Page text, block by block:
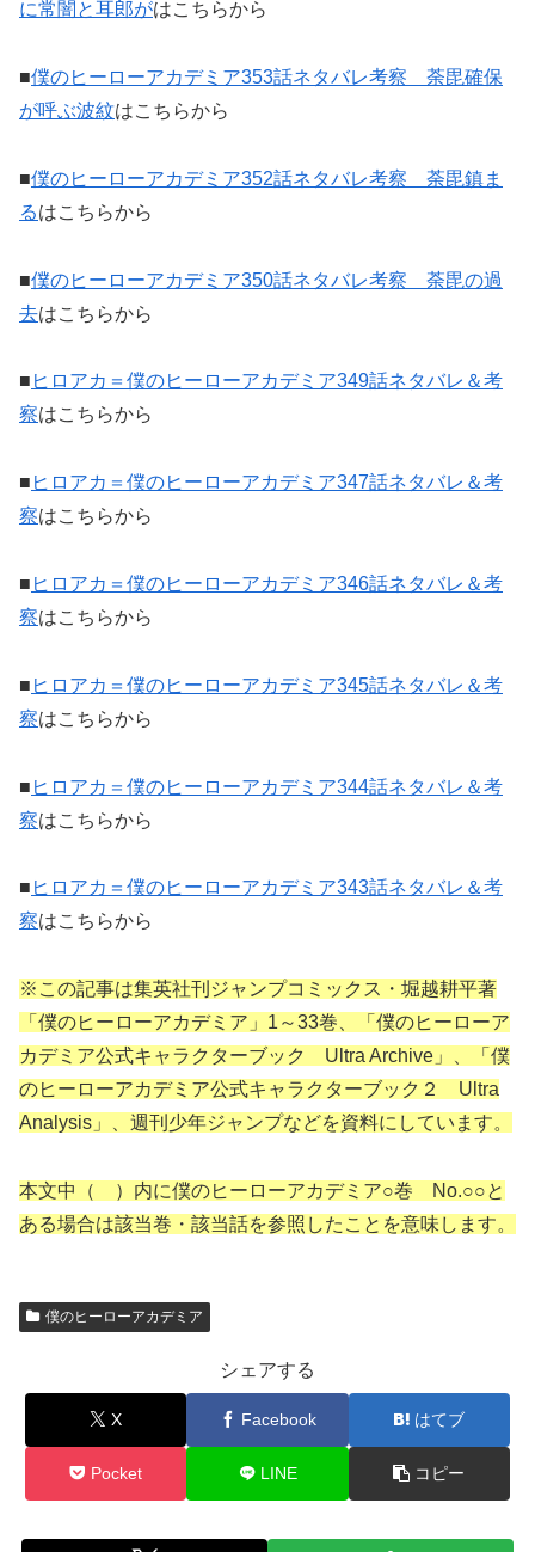
に常闇と耳郎がはこちらから
■僕のヒーローアカデミア353話ネタバレ考察 荼毘確保
が呼ぶ波紋はこちらから
■僕のヒーローアカデミア352話ネタバレ考察 荼毘鎮ま
るはこちらから
■僕のヒーローアカデミア350話ネタバレ考察 荼毘の過
去はこちらから
■ ヒロアカ＝僕のヒーローアカデミア349話ネタバレ＆考
察はこちらから
■ ヒロアカ＝僕のヒーローアカデミア347話ネタバレ＆考
察はこちらから
■ ヒロアカ＝僕のヒーローアカデミア346話ネタバレ＆考
察はこちらから
■ ヒロアカ＝僕のヒーローアカデミア345話ネタバレ＆考
察はこちらから
■ ヒロアカ＝僕のヒーローアカデミア344話ネタバレ＆考
察はこちらから
■ ヒロアカ＝僕のヒーローアカデミア343話ネタバレ＆考
察はこちらから
※この記事は集英社刊ジャンプコミックス・堀越耕平著
「僕のヒーローアカデミア」1～33巻、「僕のヒーローア
カデミア公式キャラクターブック Ultra Archive」、「僕
のヒーローアカデミア公式キャラクターブック２ Ultra
Analysis」、週刊少年ジャンプなどを資料にしています。
本文中（ ）内に僕のヒーローアカデミア○巻 No.○○と
ある場合は該当巻・該当話を参照したことを意味します。
僕のヒーローアカデミア
シェアする
X Facebook はてブ
Pocket LINE コピー